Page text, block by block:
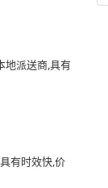
地派送商,具有
有时效快,价